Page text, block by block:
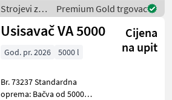
mit Seilzug - Übe
Strojevi za
đubrenje,
gnojenje i
/ Vakutec
Premium Gold trgovac
Usisavač VA 5000
Cijena
na upit
God. pr. 2026 5000 l
Br. 73237 Standardna
oprema: Bačva od 5000